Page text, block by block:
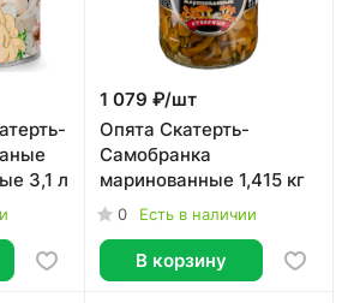
3,1 л
1 079 ₽/шт
Опята Скатерть-
Самобранка
маринованные 1,415 кг
0 Есть в наличии
В корзину